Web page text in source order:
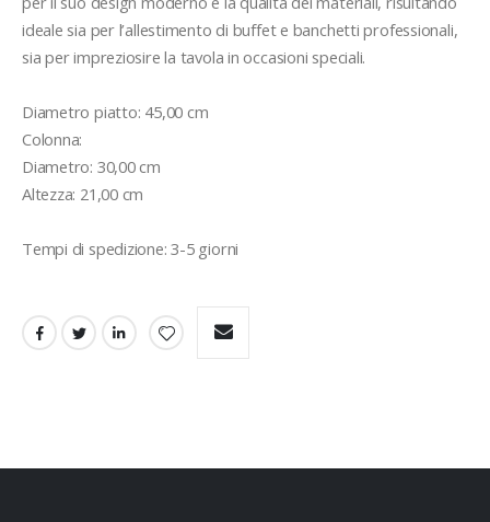
ideale sia per l’allestimento di buffet e banchetti professionali,
sia per impreziosire la tavola in occasioni speciali.
Diametro piatto: 45,00 cm
Colonna:
Diametro: 30,00 cm
Altezza: 21,00 cm
Tempi di spedizione: 3-5 giorni